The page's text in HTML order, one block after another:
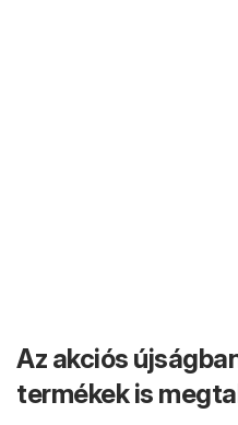
Az akciós
termékek is